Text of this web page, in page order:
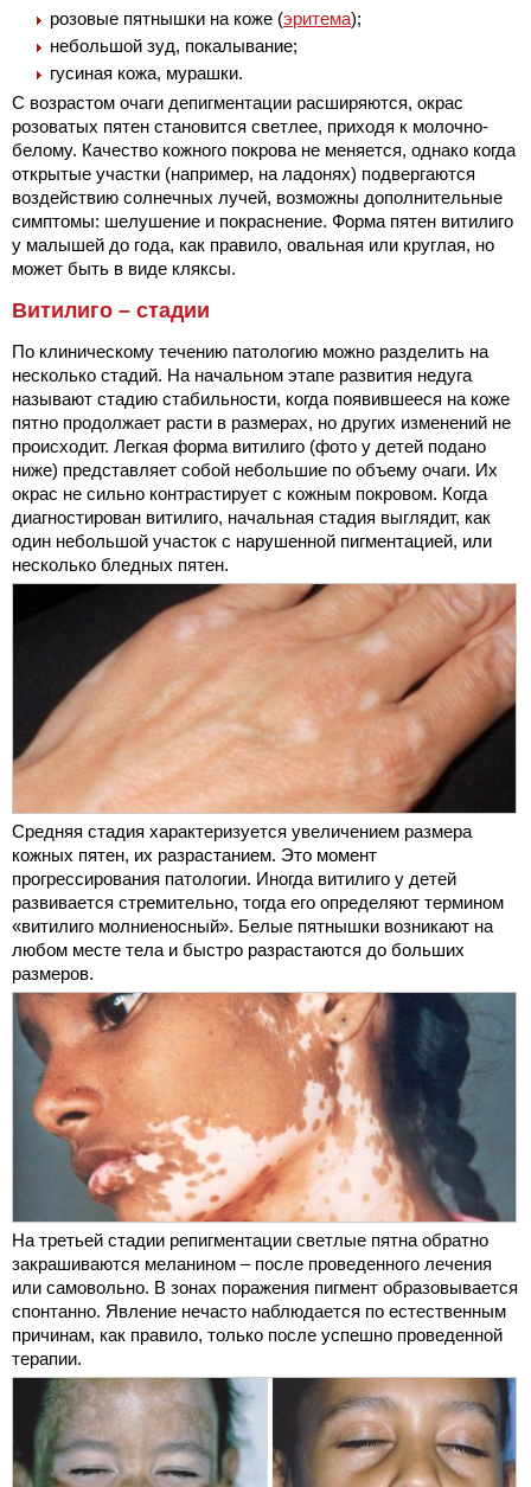
розовые пятнышки на коже (эритема);
небольшой зуд, покалывание;
гусиная кожа, мурашки.
С возрастом очаги депигментации расширяются, окрас
розоватых пятен становится светлее, приходя к молочно-
белому. Качество кожного покрова не меняется, однако когда
открытые участки (например, на ладонях) подвергаются
воздействию солнечных лучей, возможны дополнительные
симптомы: шелушение и покраснение. Форма пятен витилиго
у малышей до года, как правило, овальная или круглая, но
может быть в виде кляксы.
Витилиго – стадии
По клиническому течению патологию можно разделить на
несколько стадий. На начальном этапе развития недуга
называют стадию стабильности, когда появившееся на коже
пятно продолжает расти в размерах, но других изменений не
происходит. Легкая форма витилиго (фото у детей подано
ниже) представляет собой небольшие по объему очаги. Их
окрас не сильно контрастирует с кожным покровом. Когда
диагностирован витилиго, начальная стадия выглядит, как
один небольшой участок с нарушенной пигментацией, или
несколько бледных пятен.
Средняя стадия характеризуется увеличением размера
кожных пятен, их разрастанием. Это момент
прогрессирования патологии. Иногда витилиго у детей
развивается стремительно, тогда его определяют термином
«витилиго молниеносный». Белые пятнышки возникают на
любом месте тела и быстро разрастаются до больших
размеров.
На третьей стадии репигментации светлые пятна обратно
закрашиваются меланином – после проведенного лечения
или самовольно. В зонах поражения пигмент образовывается
спонтанно. Явление нечасто наблюдается по естественным
причинам, как правило, только после успешно проведенной
терапии.